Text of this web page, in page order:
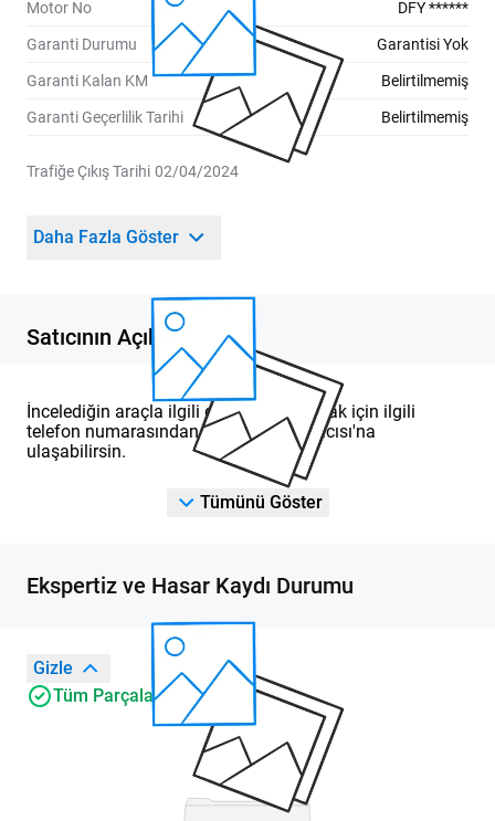
Motor No DFY ******
Garanti Durumu Garantisi Yok
Garanti Kalan KM Belirtilmemiş
Garanti Geçerlilik Tarihi Belirtilmemiş
Trafiğe Çıkış Tarihi 02/04/2024
Daha Fazla Göster
Satıcının Açıklaması
İncelediğin araçla ilgili detaylı bilgi almak için ilgili
telefon numarasından DOD Yetkili Satıcısı'na
ulaşabilirsin.
Tümünü Göster
Ekspertiz ve Hasar Kaydı Durumu
Gizle
Tüm Parçalar Orijinal